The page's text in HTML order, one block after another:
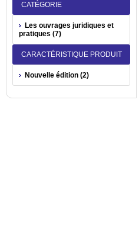
CATÉGORIE
Les ouvrages juridiques et
pratiques (7)
CARACTÉRISTIQUE PRODUIT
Nouvelle édition (2)